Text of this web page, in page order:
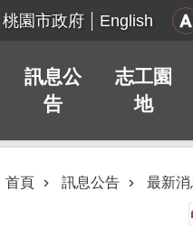
桃園市政府 English
訊息公
告
志工園
地
首頁 訊息公告 最新消